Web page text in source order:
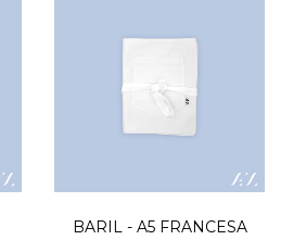
BARIL - A5 FRANCESA